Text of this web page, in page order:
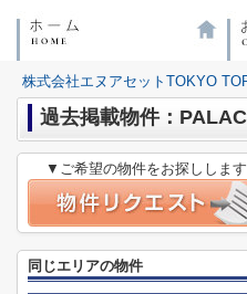
株式会社エヌアセットTOKYO
過去掲載物件：
▼ご希望の物件をお探しします
同じエリアの物件